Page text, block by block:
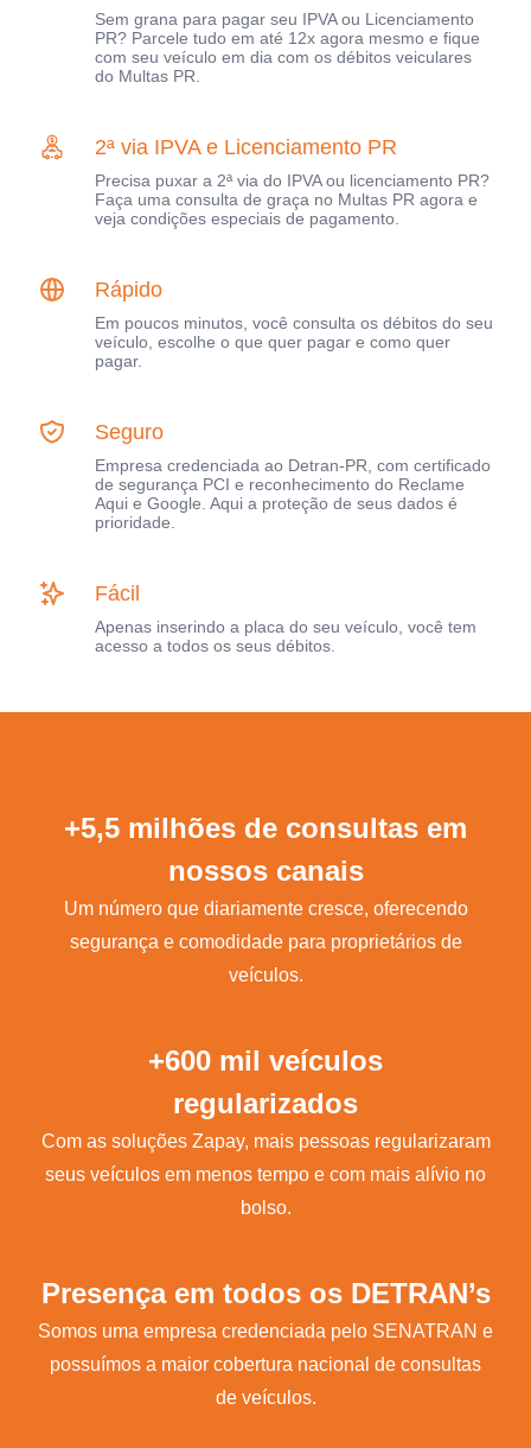
Sem grana para pagar seu IPVA ou Licenciamento
PR? Parcele tudo em até 12x agora mesmo e fique
com seu veículo em dia com os débitos veiculares
do Multas PR.
2ª via IPVA e Licenciamento PR
Precisa puxar a 2ª via do IPVA ou licenciamento PR?
Faça uma consulta de graça no Multas PR agora e
veja condições especiais de pagamento.
Rápido
Em poucos minutos, você consulta os débitos do seu
veículo, escolhe o que quer pagar e como quer
pagar.
Seguro
Empresa credenciada ao Detran-PR, com certificado
de segurança PCI e reconhecimento do Reclame
Aqui e Google. Aqui a proteção de seus dados é
prioridade.
Fácil
Apenas inserindo a placa do seu veículo, você tem
acesso a todos os seus débitos.
+5,5 milhões de consultas em
nossos canais
Um número que diariamente cresce, oferecendo
segurança e comodidade para proprietários de
veículos.
+600 mil veículos
regularizados
Com as soluções Zapay, mais pessoas regularizaram
seus veículos em menos tempo e com mais alívio no
bolso.
Presença em todos os DETRAN’s
Somos uma empresa credenciada pelo SENATRAN e
possuímos a maior cobertura nacional de consultas
de veículos.